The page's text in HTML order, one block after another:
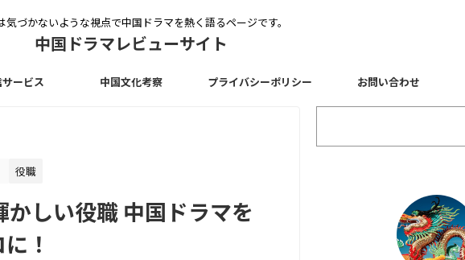
気づかないような視点で中国ドラマを熱く語るページです。
中国ドラマレビューサイト
ービス 中国文化考察 プライバシーポリシー お問い合わせ
役職
しい役職 中国ドラマを
！